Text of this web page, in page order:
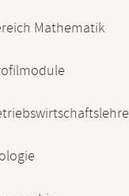
Mathematik